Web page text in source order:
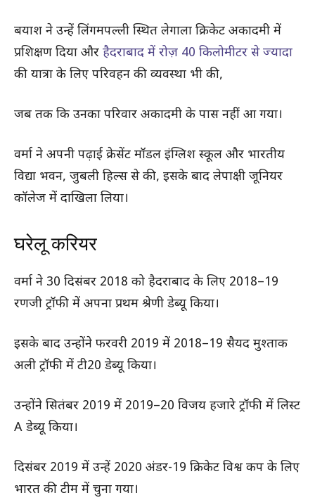
बयाश ने उन्हें लिंगमपल्ली स्थित लेगाला क्रिकेट अकादमी में
प्रशिक्षण दिया और हैदराबाद में रोज़ 40 किलोमीटर से ज्यादा
की यात्रा के लिए परिवहन की व्यवस्था भी की,
जब तक कि उनका परिवार अकादमी के पास नहीं आ गया।
वर्मा ने अपनी पढ़ाई क्रेसेंट मॉडल इंग्लिश स्कूल और भारतीय
विद्या भवन, जुबली हिल्स से की, इसके बाद लेपाक्षी जूनियर
कॉलेज में दाखिला लिया।
घरेलू करियर
वर्मा ने 30 दिसंबर 2018 को हैदराबाद के लिए 2018–19
रणजी ट्रॉफी में अपना प्रथम श्रेणी डेब्यू किया।
इसके बाद उन्होंने फरवरी 2019 में 2018–19 सैयद मुश्ताक
अली ट्रॉफी में टी20 डेब्यू किया।
उन्होंने सितंबर 2019 में 2019–20 विजय हजारे ट्रॉफी में लिस्ट
A डेब्यू किया।
दिसंबर 2019 में उन्हें 2020 अंडर-19 क्रिकेट विश्व कप के लिए
भारत की टीम में चुना गया।